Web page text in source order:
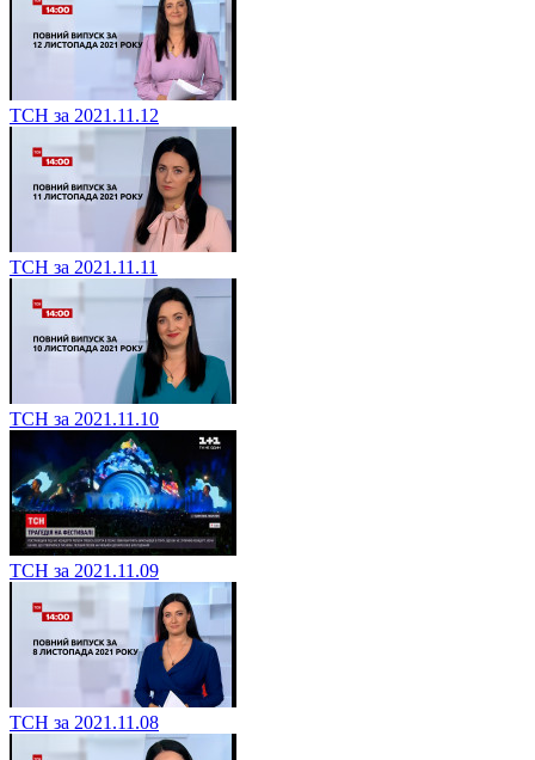
ТСН за 2021.11.12
ТСН за 2021.11.11
ТСН за 2021.11.10
ТСН за 2021.11.09
ТСН за 2021.11.08